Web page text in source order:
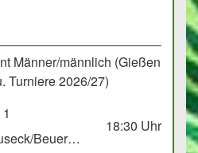
Männer/männlich (Gießen
Turniere 2026/27)
HSG Großen-Buseck/Beuern 1
18:30 Uhr